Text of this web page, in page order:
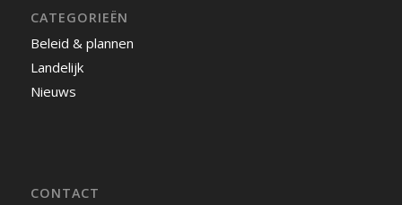
CATEGORIEËN
Beleid & plannen
Landelijk
Nieuws
CONTACT